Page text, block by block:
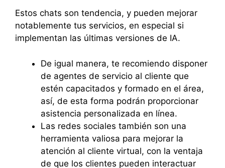
Estos chats son tendencia, y pueden mejorar
notablemente tus servicios, en especial si
implementan las últimas versiones de IA.
De igual manera, te recomiendo disponer
de agentes de servicio al cliente que
estén capacitados y formado en el área,
así, de esta forma podrán proporcionar
asistencia personalizada en línea.
Las redes sociales también son una
herramienta valiosa para mejorar la
atención al cliente virtual, con la ventaja
de que los clientes pueden interactuar